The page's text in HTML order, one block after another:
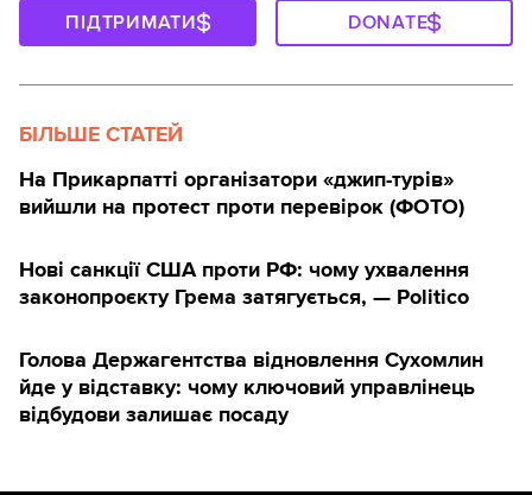
ПІДТРИМАТИ DONATE
БІЛЬШЕ СТАТЕЙ
На Прикарпатті організатори «джип-турів»
вийшли на протест проти перевірок (ФОТО)
Нові санкції США проти РФ: чому ухвалення
законопроєкту Грема затягується, — Politico
Голова Держагентства відновлення Сухомлин
йде у відставку: чому ключовий управлінець
відбудови залишає посаду